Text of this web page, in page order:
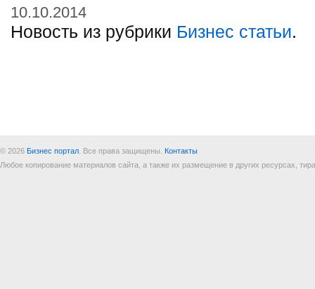
10.10.2014
Новость из рубрики Бизнес статьи.
© 2026 Бизнес портал . Все права защищены. Контакты
Любое копирование материалов сайта, а также их размещение в других ресурсах,